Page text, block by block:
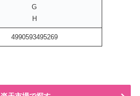
G
H
4990593495269